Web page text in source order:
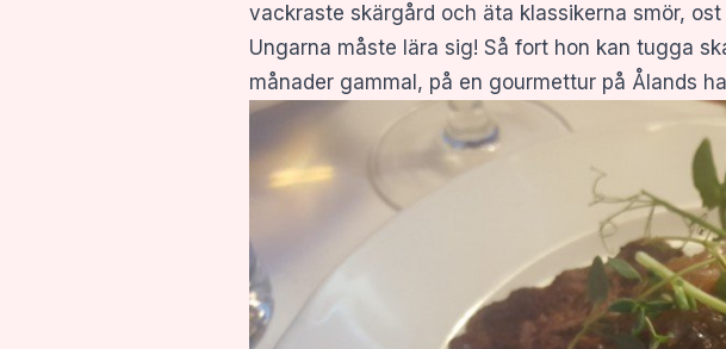
vackraste skärgård och äta klassikerna smör,
Ungarna måste lära sig! Så fort hon kan tugga
månader gammal, på en gourmettur på Ålands